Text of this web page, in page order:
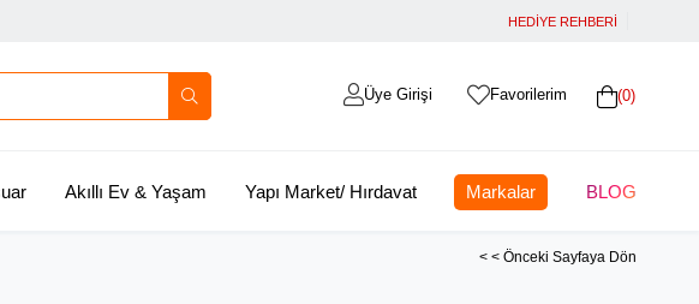
HEDİYE REHBERİ
0
Favorilerim
Üye Girişi
Akıllı Ev & Yaşam Yapı Market/ Hırdavat Markalar BLOG
< < Önceki Sayfaya Dön